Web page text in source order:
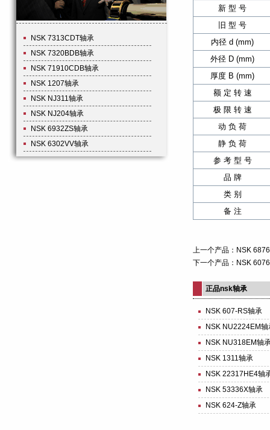
新 型 号
旧 型 号
内径 d (mm)
外径 D (mm)
厚度 B (mm)
额 定 转 速
极 限 转 速
动 负 荷
静 负 荷
参 考 型 号
品 牌
类 别
备 注
上一个产品： NSK
下一个产品： NSK
正品nsk轴承
NSK 607-RS轴承
NSK NU2224EM轴
NSK NU318EM轴
NSK 1311轴承
NSK 22317HE4轴
NSK 53336X轴承
NSK 624-Z轴承
NSK 7313CDT轴承
NSK 7320BDB轴承
NSK 71910CDB轴承
NSK 1207轴承
NSK NJ311轴承
NSK NJ204轴承
NSK 6932ZS轴承
NSK 6302VV轴承